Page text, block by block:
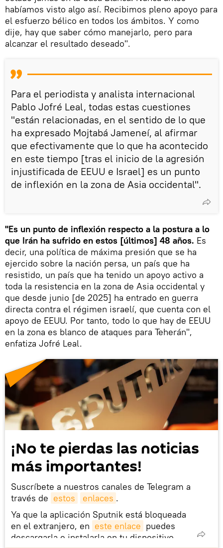
habíamos visto algo así. Recibimos pleno apoyo para
el esfuerzo bélico en todos los ámbitos. Y como
dije, hay que saber cómo manejarlo, pero para
alcanzar el resultado deseado".
Para el periodista y analista internacional
Pablo Jofré Leal, todas estas cuestiones
"están relacionadas, en el sentido de lo que
ha expresado Mojtabá Jameneí, al afirmar
que efectivamente que lo que ha acontecido
en este tiempo [tras el inicio de la agresión
injustificada de EEUU e Israel] es un punto
de inflexión en la zona de Asia occidental".
"Es un punto de inflexión respecto a la postura a lo
que Irán ha sufrido en estos [últimos] 48 años. Es
decir, una política de máxima presión que se ha
ejercido sobre la nación persa, un país que ha
resistido, un país que ha tenido un apoyo activo a
toda la resistencia en la zona de Asia occidental y
que desde junio [de 2025] ha entrado en guerra
directa contra el régimen israelí, que cuenta con el
apoyo de EEUU. Por tanto, todo lo que hay de EEUU
en la zona es blanco de ataques para Teherán",
enfatiza Jofré Leal.
¡No te pierdas las noticias
más importantes!
Suscríbete a nuestros canales de Telegram a
través de estos enlaces .
Ya que la aplicación Sputnik está bloqueada
en el extranjero, en este enlace puedes
descargarla e instalarla en tu dispositivo